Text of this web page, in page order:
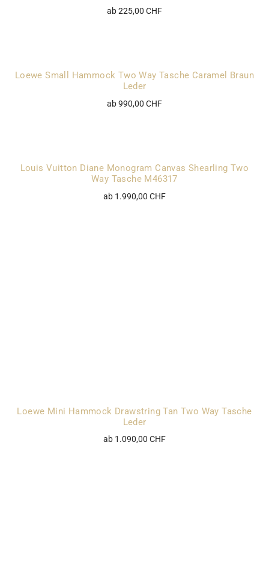
ab 225,00 CHF
Loewe Small Hammock Two Way Tasche Caramel Braun
Leder
ab 990,00 CHF
Louis Vuitton Diane Monogram Canvas Shearling Two
Way Tasche M46317
ab 1.990,00 CHF
Loewe Mini Hammock Drawstring Tan Two Way Tasche
Leder
ab 1.090,00 CHF